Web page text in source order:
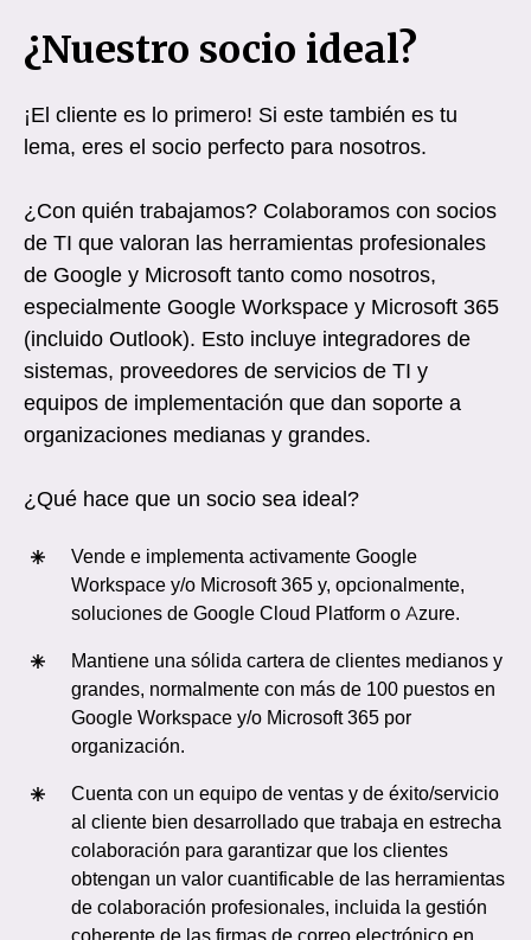
¿Nuestro socio ideal?
¡El cliente es lo primero! Si este también es tu
lema, eres el socio perfecto para nosotros.
¿Con quién trabajamos? Colaboramos con socios
de TI que valoran las herramientas profesionales
de Google y Microsoft tanto como nosotros,
especialmente Google Workspace y Microsoft 365
(incluido Outlook). Esto incluye integradores de
sistemas, proveedores de servicios de TI y
equipos de implementación que dan soporte a
organizaciones medianas y grandes.
¿Qué hace que un socio sea ideal?
Vende e implementa activamente Google
Workspace y/o Microsoft 365 y, opcionalmente,
soluciones de Google Cloud Platform o Azure.
Mantiene una sólida cartera de clientes medianos y
grandes, normalmente con más de 100 puestos en
Google Workspace y/o Microsoft 365 por
organización.
Cuenta con un equipo de ventas y de éxito/servicio
al cliente bien desarrollado que trabaja en estrecha
colaboración para garantizar que los clientes
obtengan un valor cuantificable de las herramientas
de colaboración profesionales, incluida la gestión